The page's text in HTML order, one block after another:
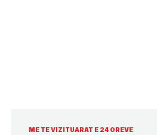
ME TE VIZITUARAT E 24 OREVE